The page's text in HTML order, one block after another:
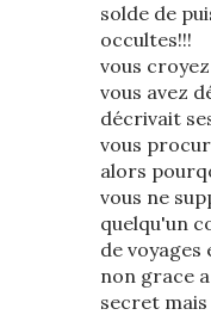
solde de
occultes!!!
vous
vous avez
décrivait
vous
alors
vous ne
quelqu'un
de
non grace
secret